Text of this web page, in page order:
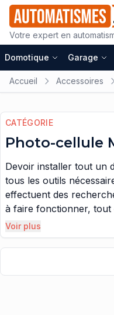
Votre expert en
Domotique Garage
Accueil Accessoires
CATÉGORIE
Photo-cellule
Devoir installer tout un
tous les outils
effectuent des
à faire fonctionner, tout
viennent s'ajouter aux
qu'ils soient aptes à
être relié à une source
débutent et qui
marque allemande à
Voir plus